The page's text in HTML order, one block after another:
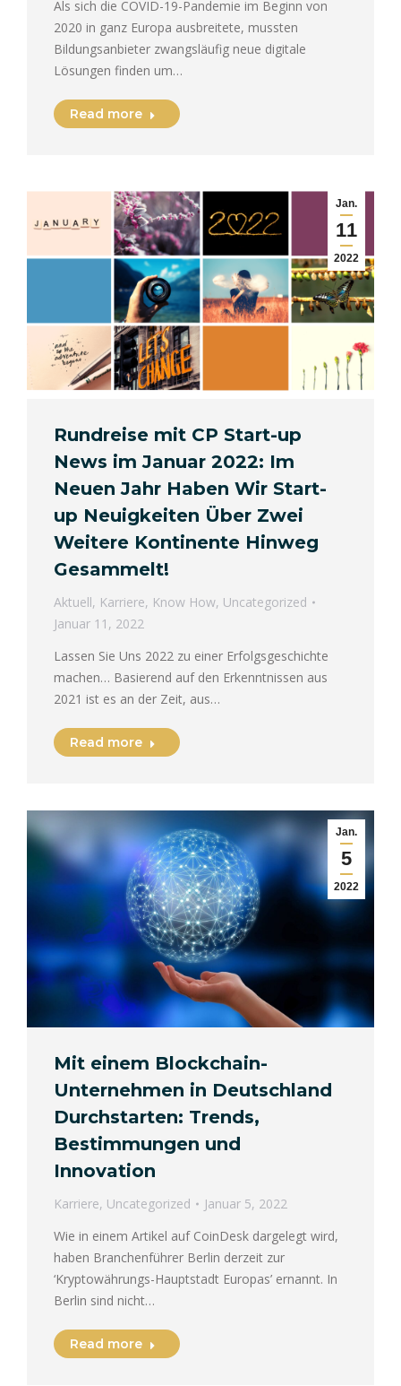
Als sich die COVID-19-Pandemie im Beginn von
2020 in ganz Europa ausbreitete, mussten
Bildungsanbieter zwangsläufig neue digitale
Lösungen finden um…
Read more
Jan.
11
2022
Rundreise mit CP Start-up
News im Januar 2022: Im
Neuen Jahr Haben Wir Start-
up Neuigkeiten Über Zwei
Weitere Kontinente Hinweg
Gesammelt!
Aktuell, Karriere, Know How, Uncategorized
Januar 11, 2022
Lassen Sie Uns 2022 zu einer Erfolgsgeschichte
machen… Basierend auf den Erkenntnissen aus
2021 ist es an der Zeit, aus…
Read more
Jan.
5
2022
Mit einem Blockchain-
Unternehmen in Deutschland
Durchstarten: Trends,
Bestimmungen und
Innovation
Karriere, Uncategorized
Januar 5, 2022
Wie in einem Artikel auf CoinDesk dargelegt wird,
haben Branchenführer Berlin derzeit zur
‘Kryptowährungs-Hauptstadt Europas’ ernannt. In
Berlin sind nicht…
Read more